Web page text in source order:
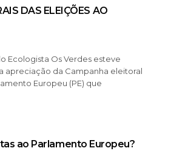
DAS ELEIÇÕES AO
Ecologista Os Verdes esteve
apreciação da Campanha eleitoral
Europeu (PE) que
ao Parlamento Europeu?